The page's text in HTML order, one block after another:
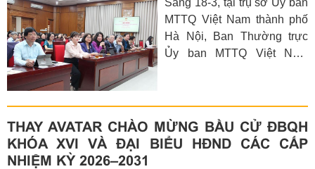
Sáng 18-3, tại trụ sở Ủy ban
MTTQ Việt Nam thành phố
Hà Nội, Ban Thường trực
Ủy ban MTTQ Việt Nam
trong nước và quốc tế quý I-
2026.
THAY AVATAR CHÀO MỪNG BẦU CỬ ĐBQH
KHÓA XVI VÀ ĐẠI BIỂU HĐND CÁC CẤP
NHIỆM KỲ 2026–2031